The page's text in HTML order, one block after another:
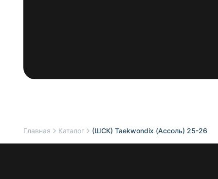
Главная Каталог (ШСК) Taekwondix (Ассоль) 25-26